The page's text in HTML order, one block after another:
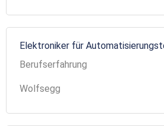
Elektroniker für
Berufserfahrung
Wolfsegg